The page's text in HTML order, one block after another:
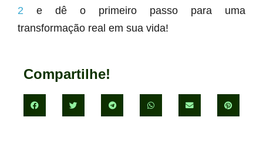
2 e dê o primeiro passo para uma
transformação real em sua vida!
Compartilhe!